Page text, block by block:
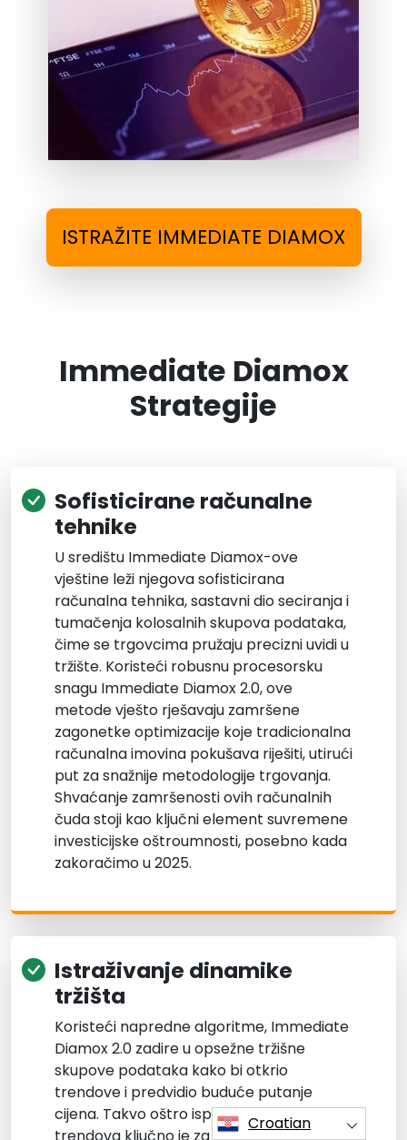
ISTRAŽITE IMMEDIATE DIAMOX
Immediate Diamox
Strategije
Sofisticirane računalne
tehnike
U središtu Immediate Diamox-ove
vještine leži njegova sofisticirana
računalna tehnika, sastavni dio seciranja i
tumačenja kolosalnih skupova podataka,
čime se trgovcima pružaju precizni uvidi u
tržište. Koristeći robusnu procesorsku
snagu Immediate Diamox 2.0, ove
metode vješto rješavaju zamršene
zagonetke optimizacije koje tradicionalna
računalna imovina pokušava riješiti, utirući
put za snažnije metodologije trgovanja.
Shvaćanje zamršenosti ovih računalnih
čuda stoji kao ključni element suvremene
investicijske oštroumnosti, posebno kada
zakoračimo u 2025.
Istraživanje dinamike
tržišta
Koristeći napredne algoritme, Immediate
Diamox 2.0 zadire u opsežne tržišne
skupove podataka kako bi otkrio
trendove i predvidio buduće putanje
cijena. Takvo oštro ispitivanje tržišnih
Croatian